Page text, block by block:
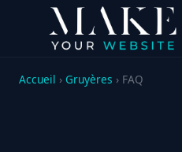
Accueil › Gruyères › FAQ